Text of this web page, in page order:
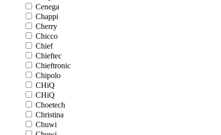
Cenega
Chappi
Cherry
Chicco
Chief
Chieftec
Chieftronic
Chipolo
CHiQ
CHiQ
Choetech
Christina
Chuwi